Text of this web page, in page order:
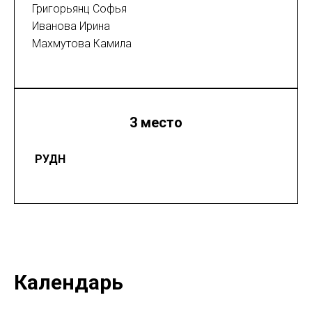
Григорьянц Софья
Иванова Ирина
Махмутова Камила
3 место
РУДН
Календарь